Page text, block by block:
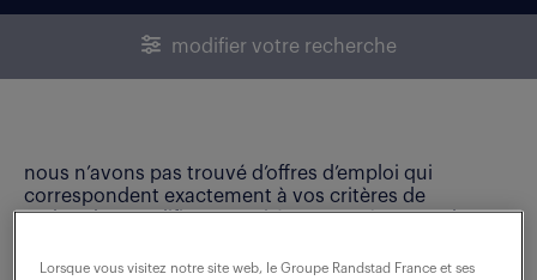
modifier votre recherche
nous n’avons pas trouvé d’offres d’emploi qui
correspondent exactement à vos critères de
recherche. Modifiez vos critères ou créez une alerte
Lorsque vous visitez notre site web, le Groupe Randstad France et ses